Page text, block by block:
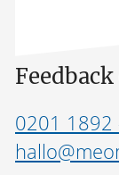
0201 1892